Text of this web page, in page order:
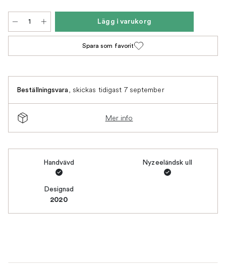
Lägg i varukorg
Spara som favorit
Beställningsvara, skickas tidigast 7 september
Mer info
Handvävd Nyzeeländsk ull
Designad
2020